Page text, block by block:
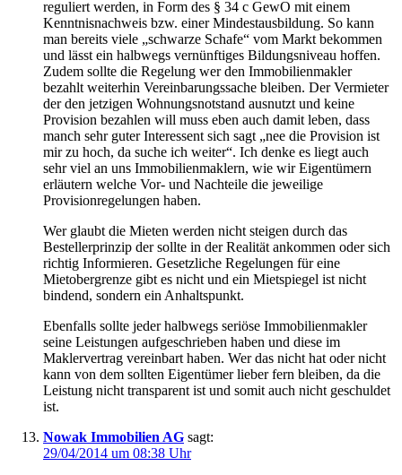
reguliert werden, in Form des § 34 c GewO mit einem
Kenntnisnachweis bzw. einer Mindestausbildung. So kann
man bereits viele „schwarze Schafe“ vom Markt bekommen
und lässt ein halbwegs vernünftiges Bildungsniveau hoffen.
Zudem sollte die Regelung wer den Immobilienmakler
bezahlt weiterhin Vereinbarungssache bleiben. Der Vermieter
der den jetzigen Wohnungsnotstand ausnutzt und keine
Provision bezahlen will muss eben auch damit leben, dass
manch sehr guter Interessent sich sagt „nee die Provision ist
mir zu hoch, da suche ich weiter“. Ich denke es liegt auch
sehr viel an uns Immobilienmaklern, wie wir Eigentümern
erläutern welche Vor- und Nachteile die jeweilige
Provisionregelungen haben.
Wer glaubt die Mieten werden nicht steigen durch das
Bestellerprinzip der sollte in der Realität ankommen oder sich
richtig Informieren. Gesetzliche Regelungen für eine
Mietobergrenze gibt es nicht und ein Mietspiegel ist nicht
bindend, sondern ein Anhaltspunkt.
Ebenfalls sollte jeder halbwegs seriöse Immobilienmakler
seine Leistungen aufgeschrieben haben und diese im
Maklervertrag vereinbart haben. Wer das nicht hat oder nicht
kann von dem sollten Eigentümer lieber fern bleiben, da die
Leistung nicht transparent ist und somit auch nicht geschuldet
ist.
Nowak Immobilien AG sagt:
29/04/2014 um 08:38 Uhr